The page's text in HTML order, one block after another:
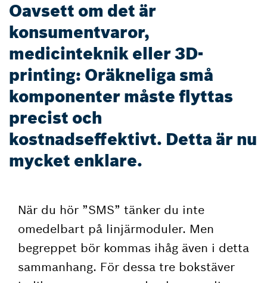
Oavsett om det är
konsumentvaror,
medicinteknik eller 3D-
printing: Oräkneliga små
komponenter måste flyttas
precist och
kostnadseffektivt. Detta är nu
mycket enklare.
När du hör ”SMS” tänker du inte
omedelbart på linjärmoduler. Men
begreppet bör kommas ihåg även i detta
sammanhang. För dessa tre bokstäver